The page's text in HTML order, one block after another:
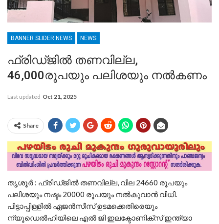
BANNER SLIDER NEWS NEWS
ഫ്രിഡ്ജിൽ തണവില്ല,
46,000രൂപയും പലിശയും നൽകണം
Last updated Oct 21, 2025
Share
തൃശൂർ : ഫ്രിഡ്ജിൽ തണവില്ല, വില 24660 രൂപയും
പലിശയും നഷ്ടം 20000 രൂപയും നൽകുവാൻ വിധി.
പിട്ടാപ്പിള്ളിൽ ഏജൻസീസ് ഉടമക്കെതിരെയും
ന്യൂഡെൽഹിയിലെ എൽ ജി ഇലക്ടോണിക്സ് ഇന്ത്യാ